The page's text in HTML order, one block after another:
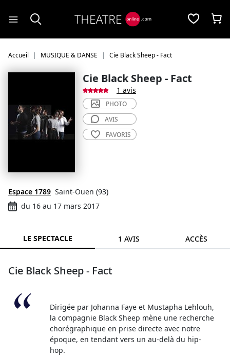
Accueil MUSIQUE & DANSE Cie Black Sheep - Fact
Cie Black Sheep - Fact
1 avis
Espace 1789 Saint-Ouen (93)
du 16 au 17 mars 2017
PHOTO
AVIS
FAVORIS
LE SPECTACLE 1 AVIS ACCÈS
Cie Black Sheep - Fact
Dirigée par Johanna Faye et Mustapha Lehlouh,
la compagnie Black Sheep mène une recherche
chorégraphique en prise directe avec notre
époque, en tendant vers un au-delà du hip-
hop.